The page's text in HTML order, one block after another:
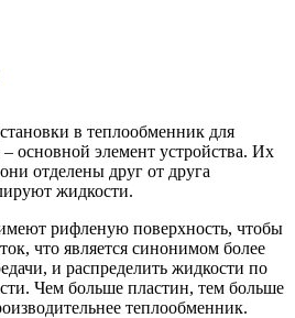
в теплообменник для
элемент устройства. Их
отделены друг от друга
жидкости.
рифленую поверхность, чтобы
что является синонимом более
и распределить жидкости по
Чем больше пластин, тем больше
теплообменник.